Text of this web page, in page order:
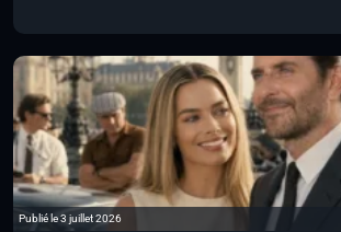
Publié le 3 juillet 2026